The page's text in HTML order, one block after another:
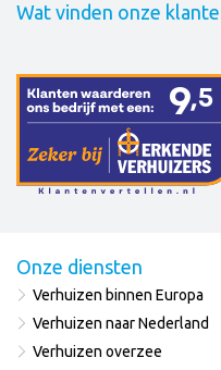
Wat vinden onze
Onze diensten
Verhuizen binnen Europa
Verhuizen naar Nederland
Verhuizen overzee